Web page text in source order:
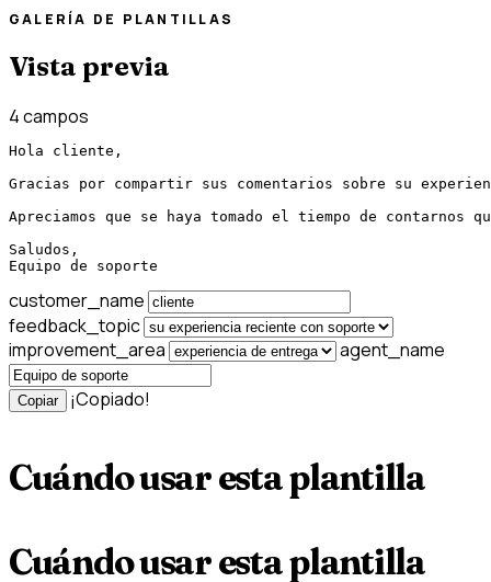
GALERÍA DE PLANTILLAS
Vista previa
4 campos
Hola cliente,
Gracias por compartir sus comentarios sobre su
Apreciamos que se haya tomado el tiempo de contarnos
Saludos,
Equipo de soporte
customer_name
feedback_topic
improvement_area
agent_name
Copiar ¡Copiado!
Cuándo usar esta plantilla
Cuándo usar esta plantilla